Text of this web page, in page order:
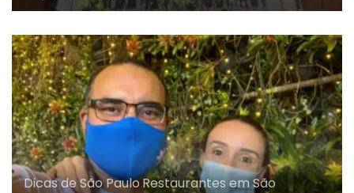
Dicas de São Paulo,Restaurantes em São